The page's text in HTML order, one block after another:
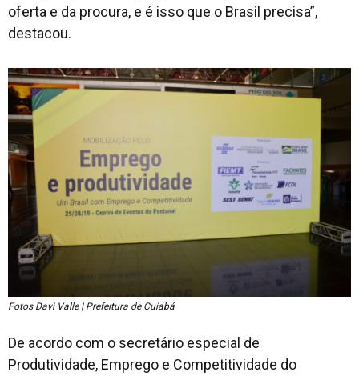
oferta e da procura, e é isso que o Brasil precisa”,
destacou.
Fotos Davi Valle | Prefeitura de Cuiabá
De acordo com o secretário especial de
Produtividade, Emprego e Competitividade do